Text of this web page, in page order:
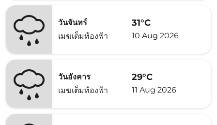
วันจันทร์
เมฆเต็มท้องฟ้า
31°C
10 Aug 2026
วันอังคาร
เมฆเต็มท้องฟ้า
29°C
11 Aug 2026